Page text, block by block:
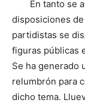
En tanto se
disposiciones
partidistas se
figuras públicas
Se ha generado
relumbrón para
dicho tema.